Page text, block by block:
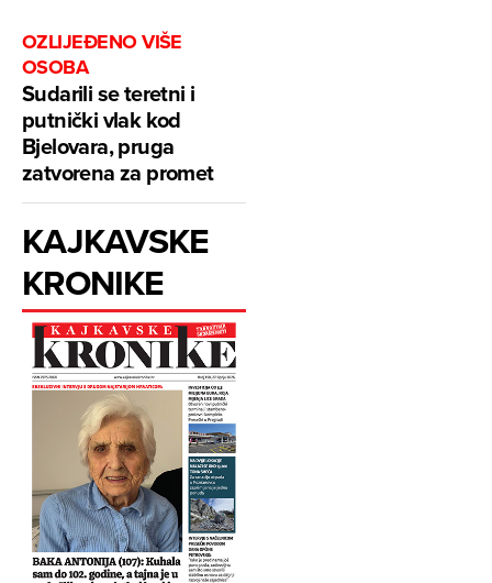
OZLIJEĐENO VIŠE
OSOBA
Sudarili se teretni i
putnički vlak kod
Bjelovara, pruga
zatvorena za promet
KAJKAVSKE
KRONIKE